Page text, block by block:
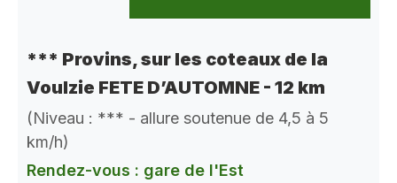
*** Provins, sur les coteaux de la
Voulzie FETE D’AUTOMNE - 12 km
(Niveau : *** - allure soutenue de 4,5 à 5
km/h)
Rendez-vous : gare de l'Est